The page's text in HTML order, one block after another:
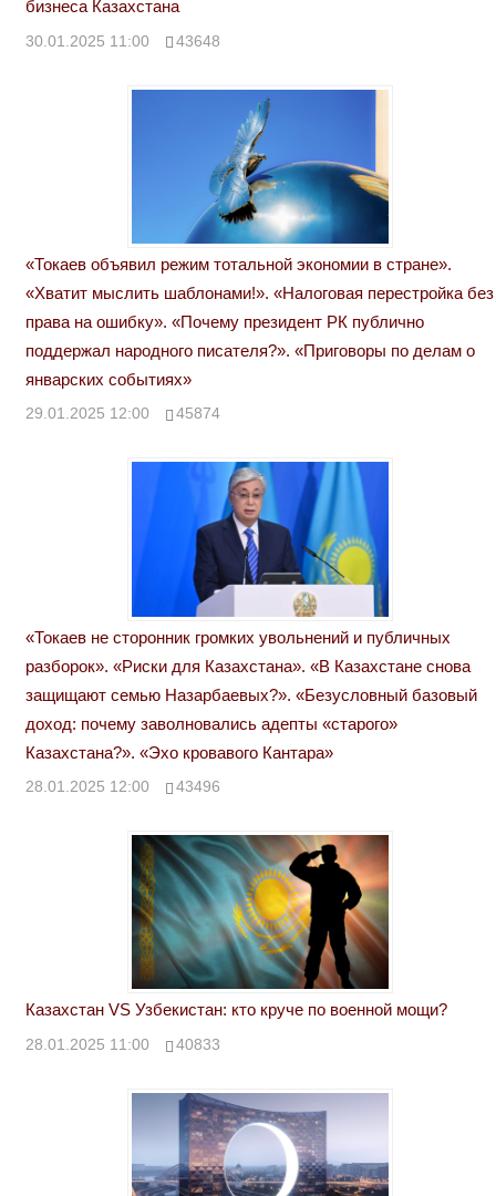
бизнеса Казахстана
30.01.2025 11:00 43648
«Токаев объявил режим тотальной экономии в стране».
«Хватит мыслить шаблонами!». «Налоговая перестройка без
права на ошибку». «Почему президент РК публично
поддержал народного писателя?». «Приговоры по делам о
январских событиях»
29.01.2025 12:00 45874
«Токаев не сторонник громких увольнений и публичных
разборок». «Риски для Казахстана». «В Казахстане снова
защищают семью Назарбаевых?». «Безусловный базовый
доход: почему заволновались адепты «старого»
Казахстана?». «Эхо кровавого Кантара»
28.01.2025 12:00 43496
Казахстан VS Узбекистан: кто круче по военной мощи?
28.01.2025 11:00 40833